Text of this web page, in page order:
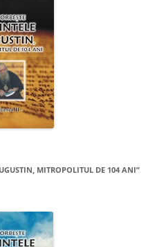
MITROPOLITUL DE 104 ANI”